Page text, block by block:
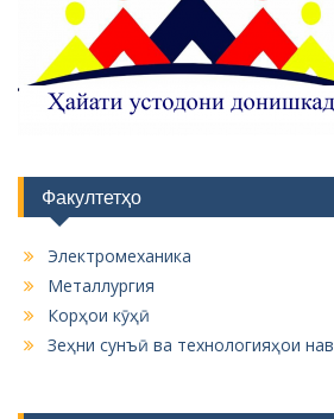
Факултетҳо
Электромеханика
Металлургия
Корҳои кӯҳӣ
Зеҳни сунъӣ ва технологияҳои нав